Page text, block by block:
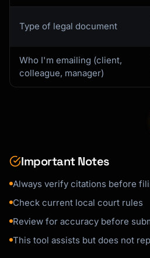
Type of legal document
Who I'm emailing (client,
colleague, manager)
Important Notes
Always verify citations before
Check current local court rules
Review for accuracy before
This tool assists but does not